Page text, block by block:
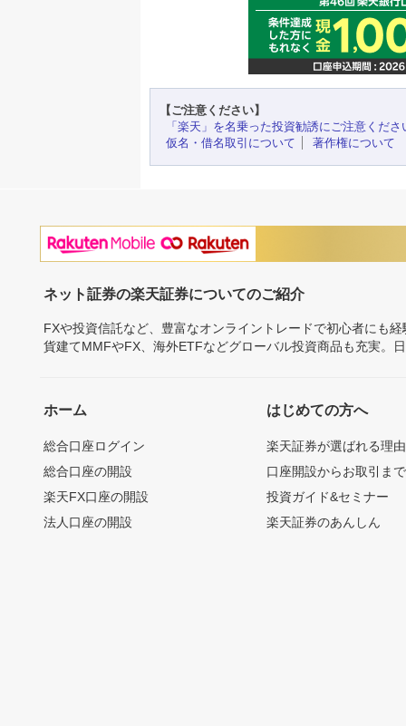
【ご注意ください】
「楽天」を名乗った投資勧誘にご注意くださ
仮名・借名取引について
著作権について
ネット証券の楽天証券についてのご紹介
FXや投資信託など、豊富なオンライントレードで初心者にも
貨建てMMFやFX、海外ETFなどグローバル投資商品も充実。
ホーム
総合口座ログイン
総合口座の開設
楽天FX口座の開設
法人口座の開設
はじめての方へ
楽天証券が選ばれる理由
口座開設からお取引ま
投資ガイド&セミナー
楽天証券のあんしん